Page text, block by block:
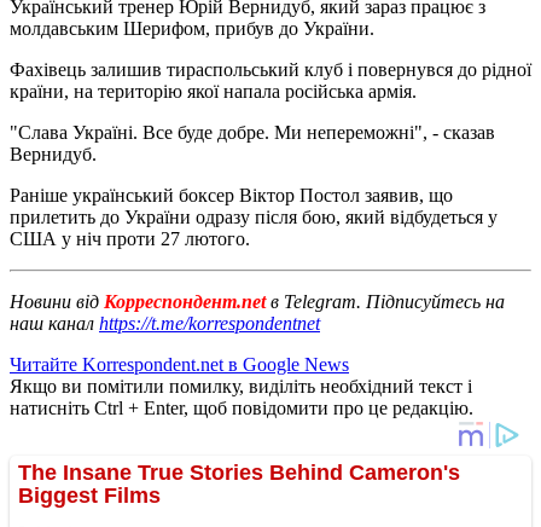
Український тренер Юрій Вернидуб, який зараз працює з
молдавським Шерифом, прибув до України.
Фахівець залишив тираспольський клуб і повернувся до рідної
країни, на територію якої напала російська армія.
"Слава Україні. Все буде добре. Ми непереможні", - сказав
Вернидуб.
Раніше український боксер Віктор Постол заявив, що
прилетить до України одразу після бою, який відбудеться у
США у ніч проти 27 лютого.
Новини від Корреспондент.netв Telegram. Підписуйтесь на
наш канал https://t.me/korrespondentnet
Читайте Korrespondent.net в Google News
Якщо ви помітили помилку, виділіть необхідний текст і
натисніть Ctrl + Enter, щоб повідомити про це редакцію.